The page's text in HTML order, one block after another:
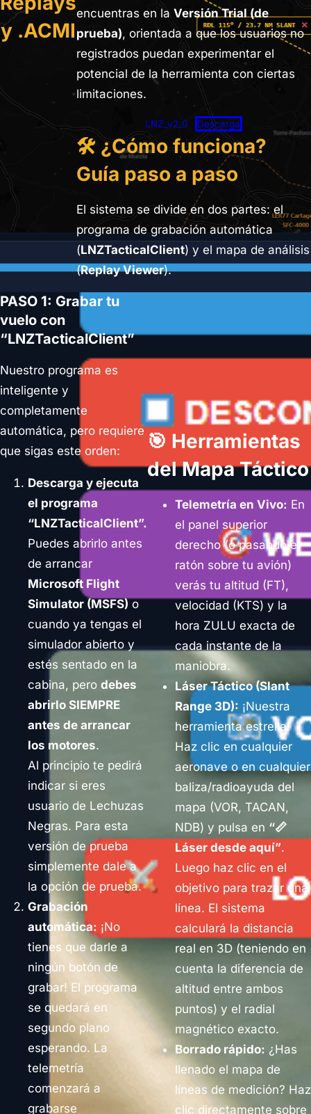
y .ACMI
encuentras en la Versión Trial (de
prueba), orientada a que los usuarios no
registrados puedan experimentar el
potencial de la herramienta con ciertas
limitaciones.
LNZ_v2_0 Descarga
🛠️ ¿Cómo funciona?
Guía paso a paso
El sistema se divide en dos partes: el
programa de grabación automática
(LNZTacticalClient) y el mapa de análisis
(Replay Viewer).
PASO 1: Grabar tu
vuelo con
“LNZTacticalClient”
Nuestro programa es
inteligente y
completamente
automática, pero requiere
que sigas este orden:
Descarga y ejecuta
el programa
“LNZTacticalClient”.
Puedes abrirlo antes
de arrancar
Microsoft Flight
Simulator (MSFS) o
cuando ya tengas el
simulador abierto y
estés sentado en la
cabina, pero debes
abrirlo SIEMPRE
antes de arrancar
los motores.
Al principio te pedirá
indicar si eres
usuario de Lechuzas
Negras. Para esta
versión de prueba
simplemente dale a
la opción de prueba.
Grabación
automática: ¡No
tienes que darle a
ningún botón de
grabar! El programa
se quedará en
segundo plano
esperando. La
telemetría
comenzará a
grabarse
🎯 Herramientas
del Mapa Táctico
Telemetría en Vivo: En
el panel superior
derecho (o pasando el
ratón sobre tu avión)
verás tu altitud (FT),
velocidad (KTS) y la
hora ZULU exacta de
cada instante de la
maniobra.
Láser Táctico (Slant
Range 3D): ¡Nuestra
herramienta estrella!
Haz clic en cualquier
aeronave o en cualquier
baliza/radioayuda del
mapa (VOR, TACAN,
NDB) y pulsa en “📏
Láser desde aquí”.
Luego haz clic en el
objetivo para trazar una
línea. El sistema
calculará la distancia
real en 3D (teniendo en
cuenta la diferencia de
altitud entre ambos
puntos) y el radial
magnético exacto.
Borrado rápido: ¿Has
llenado el mapa de
líneas de medición? Haz
clic directamente sobre